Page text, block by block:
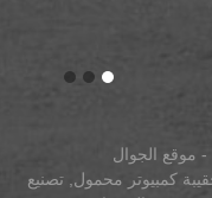
- موقع الجوال
,تصنيع